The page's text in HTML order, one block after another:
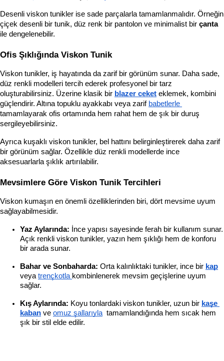
Desenli viskon tunikler ise sade parçalarla tamamlanmalıdır. Örneğin
çiçek desenli bir tunik, düz renk bir pantolon ve minimalist bir çanta
ile dengelenebilir.
Ofis Şıklığında Viskon Tunik
Viskon tunikler, iş hayatında da zarif bir görünüm sunar. Daha sade,
düz renkli modelleri tercih ederek profesyonel bir tarz
oluşturabilirsiniz. Üzerine klasik bir blazer ceket eklemek, kombini
güçlendirir. Altına topuklu ayakkabı veya zarif
tamamlayarak ofis ortamında hem rahat hem de şık bir duruş
sergileyebilirsiniz.
Ayrıca kuşaklı viskon tunikler, bel hattını belirginleştirerek daha zarif
bir görünüm sağlar. Özellikle düz renkli modellerde ince
aksesuarlarla şıklık artırılabilir.
Mevsimlere Göre Viskon Tunik Tercihleri
Viskon kumaşın en önemli özelliklerinden biri, dört mevsime uyum
sağlayabilmesidir.
Yaz Aylarında: İnce yapısı sayesinde ferah bir kullanım sunar.
Açık renkli viskon tunikler, yazın hem şıklığı hem de konforu
bir arada sunar.
Bahar ve Sonbaharda: Orta kalınlıktaki tunikler, ince bir kap
veya trençkotla kombinlenerek mevsim geçişlerine uyum
sağlar.
Kış Aylarında: Koyu tonlardaki viskon tunikler, uzun bir kaşe
kaban ve omuz şallarıyla tamamlandığında hem sıcak hem
şık bir stil elde edilir.